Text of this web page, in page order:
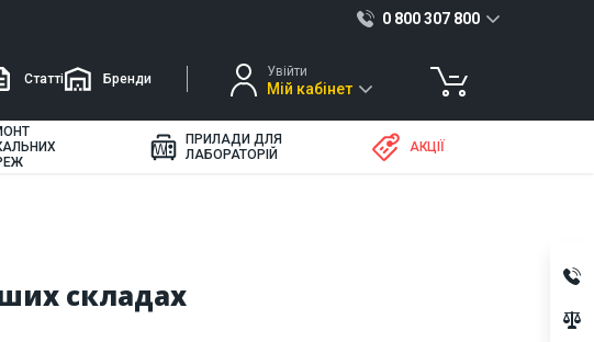
складах
0 800 307 800
Статті Бренди Увійти
Мій кабінет
ПРИЛАДИ ДЛЯ
ЛАБОРАТОРІЙ
АКЦІЇ